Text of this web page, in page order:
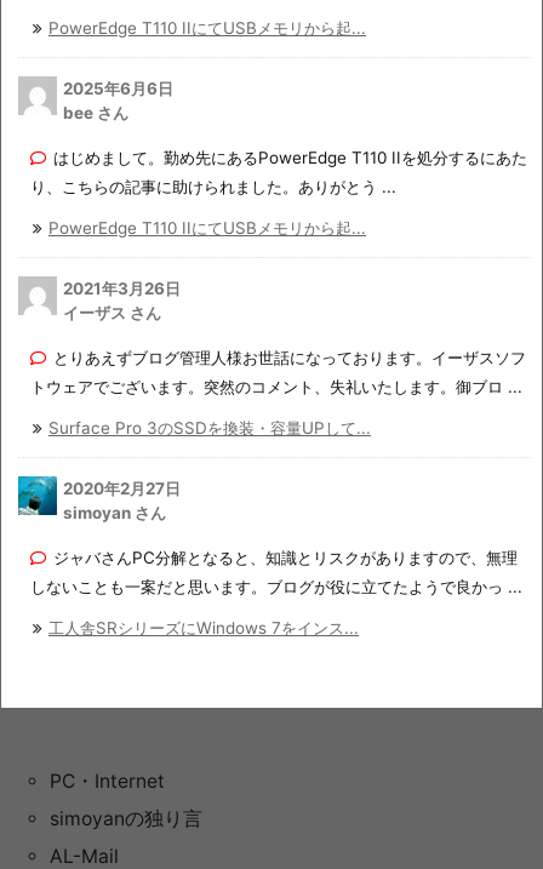
PowerEdge T110 IIにてUSBメモリから起...
2025年6月6日
bee さん
はじめまして。勤め先にあるPowerEdge T110 IIを処分するにあた
り、こちらの記事に助けられました。ありがとう ...
PowerEdge T110 IIにてUSBメモリから起...
2021年3月26日
イーザス さん
とりあえずブログ管理人様お世話になっております。イーザスソフ
トウェアでございます。突然のコメント、失礼いたします。御ブロ ...
Surface Pro 3のSSDを換装・容量UPして...
2020年2月27日
simoyan さん
ジャバさんPC分解となると、知識とリスクがありますので、無理
しないことも一案だと思います。ブログが役に立てたようで良かっ ...
工人舎SRシリーズにWindows 7をインス...
PC・Internet
simoyanの独り言
AL-Mail